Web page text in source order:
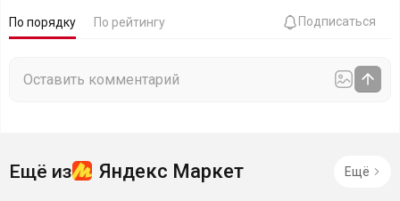
По порядку По рейтингу Подписаться
Ещё из Яндекс Маркет Ещё